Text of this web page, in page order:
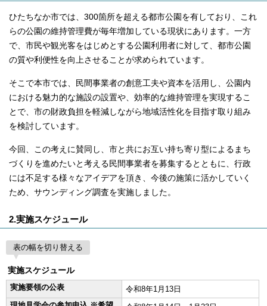
ひたちなか市では、300箇所を超える都市公園を有しており、これ
らの公園の維持管理費が毎年増加している現状にあります。一方
で、市民や観光客をはじめとする公園利用者に対して、都市公園
の質や利便性を向上させることが求められています。
そこで本市では、民間事業者の創意工夫や資本を活用し、公園内
における魅力的な施設の設置や、効率的な維持管理を実現するこ
とで、市の財政負担を軽減しながら地域活性化を目指す取り組み
を検討しています。
今回、この考えに賛同し、市と共にお互い持ち寄り型によるまち
づくりを進めたいと考える民間事業者を募集するとともに、行政
には不足する様々なアイデアを頂き、今後の施策に活かしていく
ため、サウンディング調査を実施しました。
2.実施スケジュール
表の幅を切り替える
実施スケジュール
実施要領の公表
令和8年1月13日